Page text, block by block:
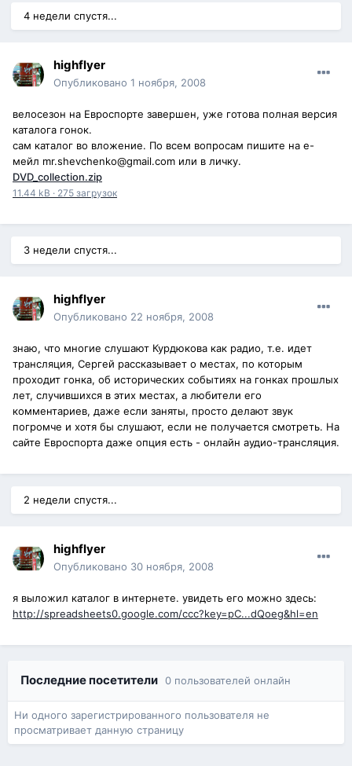
4 недели спустя...
highflyer
Опубликовано 1 ноября, 2008
велосезон на Евроспорте завершен, уже готова полная версия
каталога гонок.
сам каталог во вложение. По всем вопросам пишите на е-
мейл mr.shevchenko@gmail.com или в личку.
DVD_collection.zip
11.44 kB · 275 загрузок
3 недели спустя...
highflyer
Опубликовано 22 ноября, 2008
знаю, что многие слушают Курдюкова как радио, т.е. идет
трансляция, Сергей рассказывает о местах, по которым
проходит гонка, об исторических событиях на гонках прошлых
лет, случившихся в этих местах, а любители его
комментариев, даже если заняты, просто делают звук
погромче и хотя бы слушают, если не получается смотреть. На
сайте Евроспорта даже опция есть - онлайн аудио-трансляция.
2 недели спустя...
highflyer
Опубликовано 30 ноября, 2008
я выложил каталог в интернете. увидеть его можно здесь:
http://spreadsheets0.google.com/ccc?key=pC...dQoeg&hl=en
Последние посетители 0 пользователей онлайн
Ни одного зарегистрированного пользователя не
просматривает данную страницу